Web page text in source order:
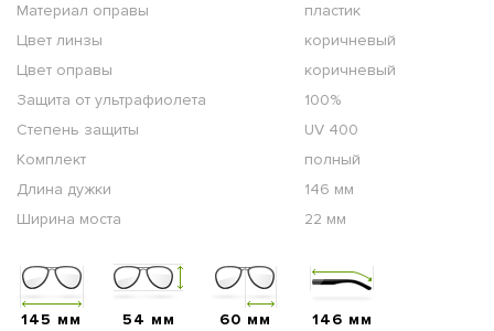
Материал оправы
пластик
Цвет линзы
коричневый
Цвет оправы
коричневый
Защита от ультрафиолета
100%
Степень защиты
UV 400
Комплект
полный
Длина дужки
146 мм
Ширина моста
22 мм
145 мм 54 мм 60 мм 146 мм